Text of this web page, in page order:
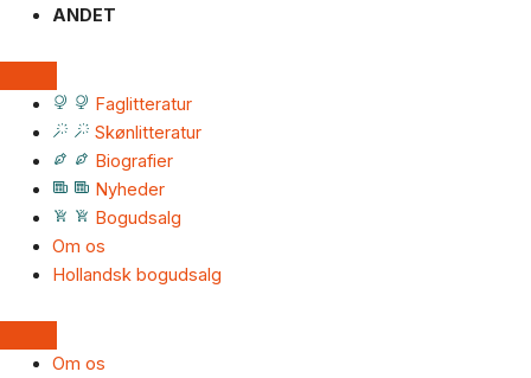
ANDET
Faglitteratur
Skønlitteratur
Biografier
Nyheder
Bogudsalg
Om os
Hollandsk bogudsalg
Om os